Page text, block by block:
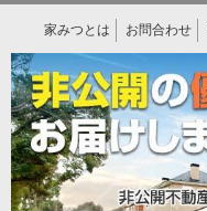
家みつとは お問合わせ